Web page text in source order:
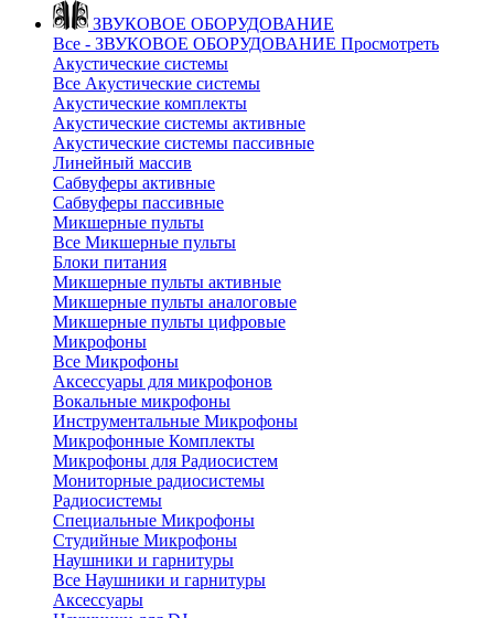
ЗВУКОВОЕ ОБОРУДОВАНИЕ
Все - ЗВУКОВОЕ ОБОРУДОВАНИЕ Просмотреть
Акустические системы
Все Акустические системы
Акустические комплекты
Акустические системы активные
Акустические системы пассивные
Линейный массив
Сабвуферы активные
Сабвуферы пассивные
Микшерные пульты
Все Микшерные пульты
Блоки питания
Микшерные пульты активные
Микшерные пульты аналоговые
Микшерные пульты цифровые
Микрофоны
Все Микрофоны
Аксессуары для микрофонов
Вокальные микрофоны
Инструментальные Микрофоны
Микрофонные Комплекты
Микрофоны для Радиосистем
Мониторные радиосистемы
Радиосистемы
Специальные Микрофоны
Студийные Микрофоны
Наушники и гарнитуры
Все Наушники и гарнитуры
Аксессуары